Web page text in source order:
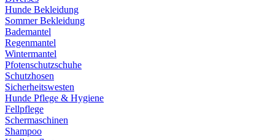
Hunde Bekleidung
Sommer Bekleidung
Bademantel
Regenmantel
Wintermantel
Pfotenschutzschuhe
Schutzhosen
Sicherheitswesten
Hunde Pflege & Hygiene
Fellpflege
Schermaschinen
Shampoo